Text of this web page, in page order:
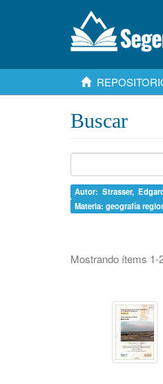
Buscar
Autor: Strasser,
Materia: geografía
Mostrando ítems 1-